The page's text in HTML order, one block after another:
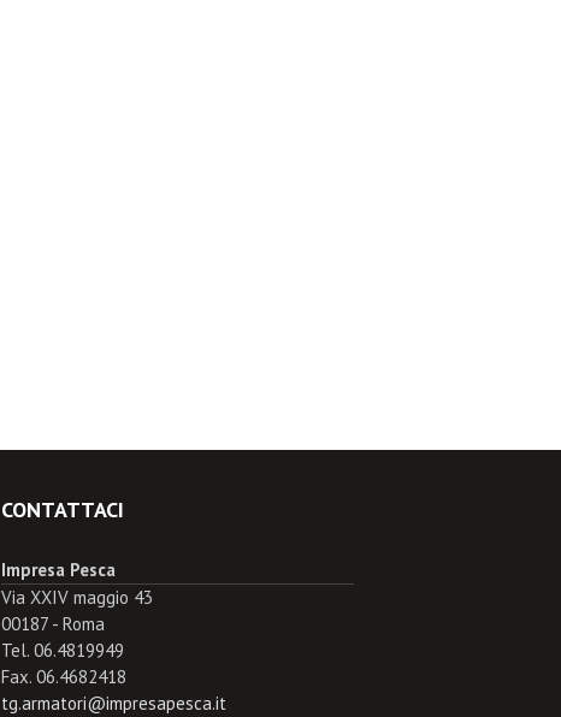
CONTATTACI
Impresa Pesca
Via XXIV maggio 43
00187 - Roma
Tel. 06.4819949
Fax. 06.4682418
tg.armatori@impresapesca.it